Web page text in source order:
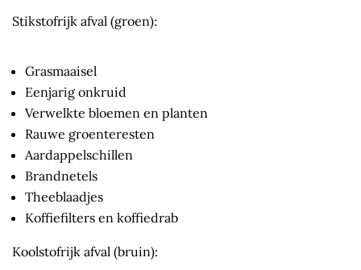
Stikstofrijk afval (groen):
Grasmaaisel
Eenjarig onkruid
Verwelkte bloemen en planten
Rauwe groenteresten
Aardappelschillen
Brandnetels
Theeblaadjes
Koffiefilters en koffiedrab
Koolstofrijk afval (bruin):